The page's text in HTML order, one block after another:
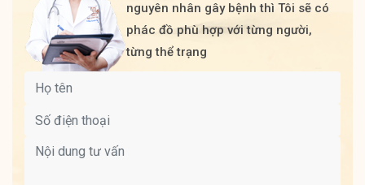
nguyên nhân gây bệnh thì Tôi sẽ có
phác đồ phù hợp với từng người,
từng thể trạng